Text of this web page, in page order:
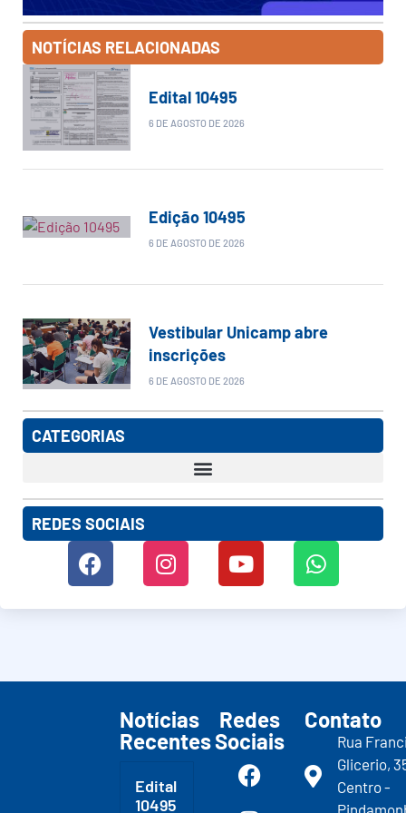
NOTÍCIAS RELACIONADAS
Edital 10495
6 DE AGOSTO DE 2026
Edição 10495
6 DE AGOSTO DE 2026
Vestibular Unicamp abre
inscrições
6 DE AGOSTO DE 2026
CATEGORIAS
REDES SOCIAIS
Notícias
Recentes
Edital
10495
Redes
Sociais
Contato
Rua
Glicerio,
Centro -